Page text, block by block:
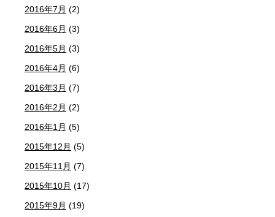
2016年7月 (2)
2016年6月 (3)
2016年5月 (3)
2016年4月 (6)
2016年3月 (7)
2016年2月 (2)
2016年1月 (5)
2015年12月 (5)
2015年11月 (7)
2015年10月 (17)
2015年9月 (19)